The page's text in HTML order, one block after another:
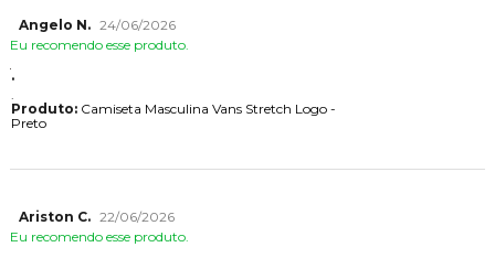
Angelo N. 24/06/2026
Eu recomendo esse produto.
.
.
Produto:Camiseta Masculina Vans Stretch Logo -
Preto
Ariston C. 22/06/2026
Eu recomendo esse produto.